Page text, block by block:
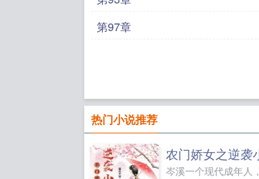
第97章
热门小说推荐
农门娇女之逆袭
岑溪一个现代成年人